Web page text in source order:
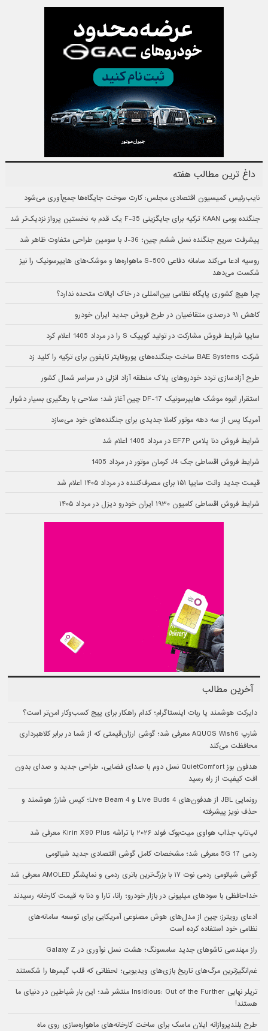
داغ ترین مطالب هفته
نایب‌رئیس کمیسیون اقتصادی مجلس: کارت سوخت جایگاه‌ها جمع‌آوری می‌شود
جنگنده بومی KAAN ترکیه برای جایگزینی F-35 یک قدم به نخستین پرواز نزدیک‌تر شد
پیشرفت سریع جنگنده نسل ششم چین؛ J-36 با سومین طراحی متفاوت ظاهر شد
روسیه ادعا می‌کند سامانه دفاعی S-500 ماهواره‌ها و موشک‌های هایپرسونیک را نیز
شکست می‌دهد
چرا هیچ کشوری پایگاه نظامی بین‌المللی در خاک ایالات متحده ندارد؟
کاهش ۹۱ درصدی متقاضیان در طرح فروش جدید ایران خودرو
سایپا شرایط فروش مشارکت در تولید کوییک S را در مرداد 1405 اعلام کرد
شرکت BAE Systems ساخت جنگنده‌های یوروفایتر تایفون برای ترکیه را کلید زد
طرح آزادسازی تردد خودروهای پلاک منطقه آزاد انزلی در سراسر شمال کشور
استقرار انبوه موشک هایپرسونیک DF-17 چین آغاز شد؛ سلاحی با رهگیری بسیار دشوار
آمریکا پس از سه دهه موتور کاملا جدیدی برای جنگنده‌های خود می‌سازد
شرایط فروش دنا پلاس EF7P در مرداد 1405 اعلام شد
شرایط فروش اقساطی جک J4 کرمان موتور در مرداد 1405
قیمت جدید وانت سایپا ۱۵۱ برای مصرف‌کننده در مرداد ۱۴۰۵ اعلام شد
شرایط فروش اقساطی کامیون ۱۹۳۰ ایران خودرو دیزل در مرداد ۱۴۰۵
آخرین مطالب
دایرکت هوشمند یا ربات اینستاگرام؛ کدام راهکار برای پیج کسب‌وکار امن‌تر است؟
شارپ AQUOS Wish6 معرفی شد؛ گوشی ارزان‌قیمتی که از شما در برابر کلاهبرداری
محافظت می‌کند
هدفون بوز QuietComfort نسل دوم با صدای فضایی، طراحی جدید و صدای بدون
افت کیفیت از راه رسید
رونمایی JBL از هدفون‌های Live Buds 4 و Live Beam 4؛ کیس شارژ هوشمند و
حذف نویز پیشرفته
لپ‌تاپ جذاب هواوی میت‌بوک فولد ۲۰۲۶ با تراشه Kirin X90 Plus معرفی شد
ردمی 17 5G معرفی شد؛ مشخصات کامل گوشی اقتصادی جدید شیائومی
گوشی شیائومی ردمی نوت ۱۷ با بزرگ‌ترین باتری ردمی و نمایشگر AMOLED معرفی شد
خداحافظی با سودهای میلیونی در بازار خودرو؛ رانا، تارا و دنا به قیمت کارخانه رسیدند
ادعای رویترز: چین از مدل‌های هوش مصنوعی آمریکایی برای توسعه سامانه‌های
نظامی خود استفاده کرده است
راز مهندسی تاشوهای جدید سامسونگ؛ هشت نسل نوآوری در Galaxy Z
غم‌انگیزترین مرگ‌های تاریخ بازی‌های ویدیویی؛ لحظاتی که قلب گیمرها را شکستند
تریلر نهایی Insidious: Out of the Further منتشر شد؛ این بار شیاطین در دنیای ما
هستند!
طرح بلندپروازانه ایلان ماسک برای ساخت کارخانه‌های ماهواره‌سازی روی ماه